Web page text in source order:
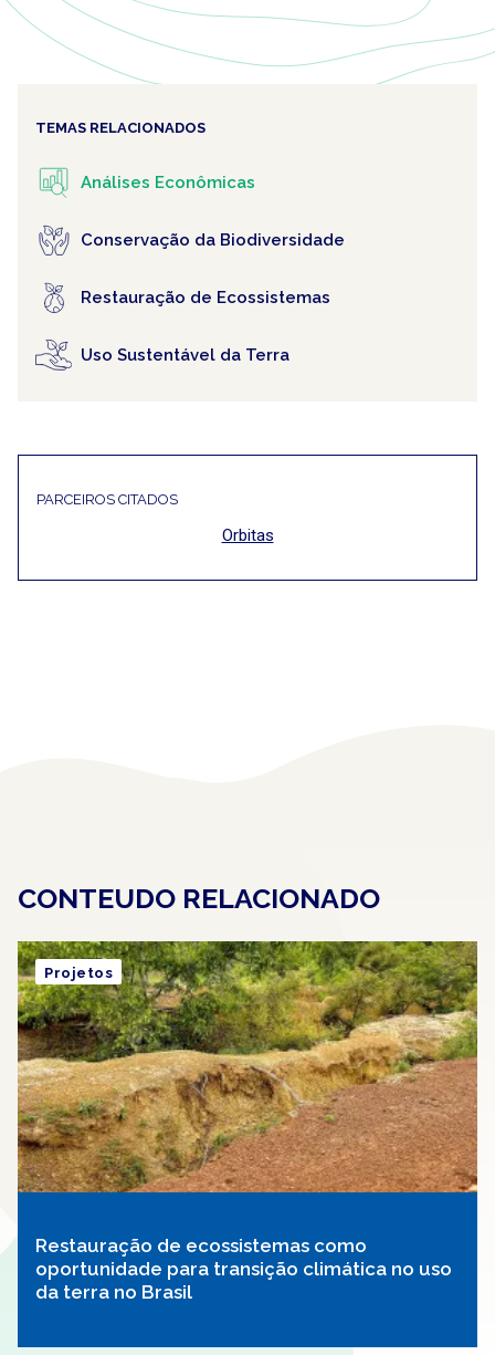
TEMAS RELACIONADOS
Análises Econômicas
Conservação da Biodiversidade
Restauração de Ecossistemas
Uso Sustentável da Terra
PARCEIROS CITADOS
Orbitas
CONTEUDO RELACIONADO
Restauração de ecossistemas como
oportunidade para transição climática no uso
da terra no Brasil
Projetos